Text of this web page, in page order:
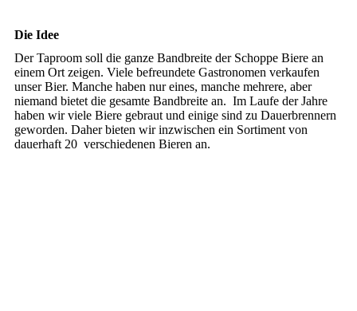
Die Idee
Der Taproom soll die ganze Bandbreite der Schoppe Biere an
einem Ort zeigen. Viele befreundete Gastronomen verkaufen
unser Bier. Manche haben nur eines, manche mehrere, aber
niemand bietet die gesamte Bandbreite an. Im Laufe der Jahre
haben wir viele Biere gebraut und einige sind zu Dauerbrennern
geworden. Daher bieten wir inzwischen ein Sortiment von
dauerhaft 20 verschiedenen Bieren an.